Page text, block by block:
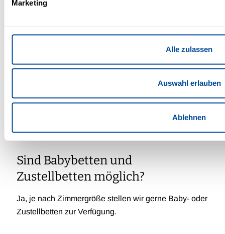
Marketing
Alle zulassen
Auswahl erlauben
Ablehnen
Gibt es besonders ruhige
Das Hotel ist insgesamt ruhig, verfügt jedoch nicht
über speziell ausgewiesene besonders ruhige
Zimmerbereiche.
Sind Babybetten und
Zustellbetten möglich?
Ja, je nach Zimmergröße stellen wir gerne Baby- oder
Zustellbetten zur Verfügung.